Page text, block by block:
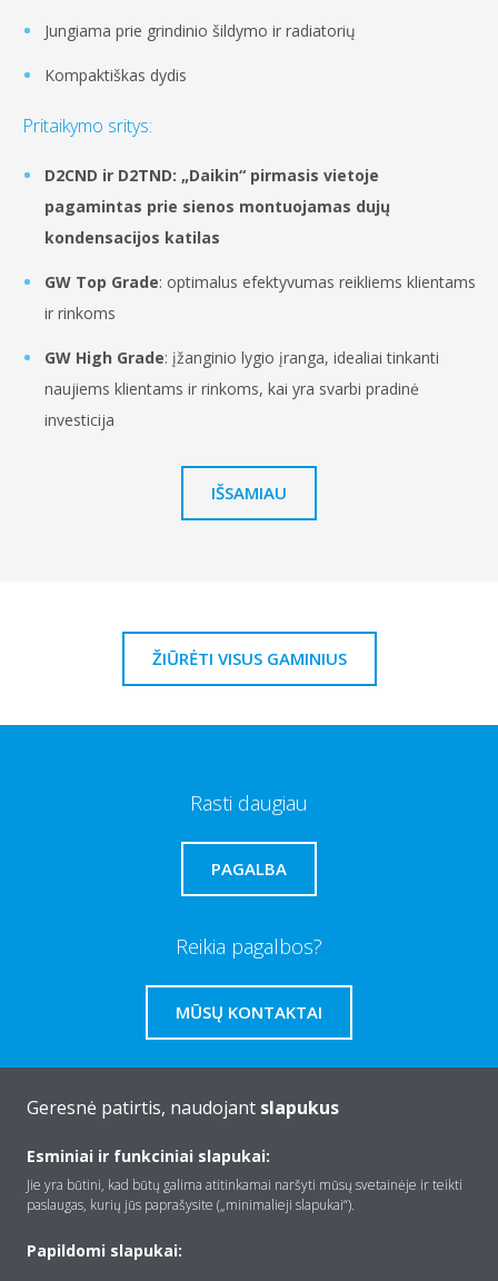
Jungiama prie grindinio šildymo ir radiatorių
Kompaktiškas dydis
Pritaikymo sritys:
D2CND ir D2TND: „Daikin“ pirmasis vietoje
pagamintas prie sienos montuojamas dujų
kondensacijos katilas
GW Top Grade: optimalus efektyvumas reikliems klientams
ir rinkoms
GW High Grade: įžanginio lygio įranga, idealiai tinkanti
naujiems klientams ir rinkoms, kai yra svarbi pradinė
investicija
IŠSAMIAU
ŽIŪRĖTI VISUS GAMINIUS
Rasti daugiau
PAGALBA
Reikia pagalbos?
MŪSŲ KONTAKTAI
Apie Daikin
Geresnė patirtis, naudojant slapukus
Esminiai ir funkciniai slapukai:
Jie yra būtini, kad būtų galima atitinkamai naršyti mūsų svetainėje ir teikti
paslaugas, kurių jūs paprašysite („minimalieji slapukai“).
Papildomi slapukai: